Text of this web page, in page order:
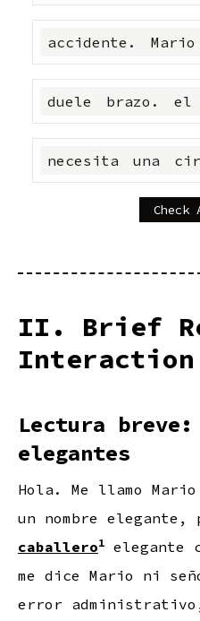
accidente. Mario
duele brazo. el
necesita una
Check
II. Brief
Interaction
Lectura
elegantes
Hola. Me llamo
un nombre elegante,
caballero1
elegante
me dice Mario ni
error